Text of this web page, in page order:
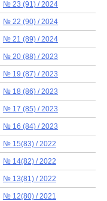
№ 23 (91) / 2024
№ 22 (90) / 2024
№ 21 (89) / 2024
№ 20 (88) / 2023
№ 19 (87) / 2023
№ 18 (86) / 2023
№ 17 (85) / 2023
№ 16 (84) / 2023
№ 15(83) / 2022
№ 14(82) / 2022
№ 13(81) / 2022
№ 12(80) / 2021